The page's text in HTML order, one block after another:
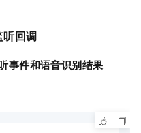
听回调
事件和语音识别结果